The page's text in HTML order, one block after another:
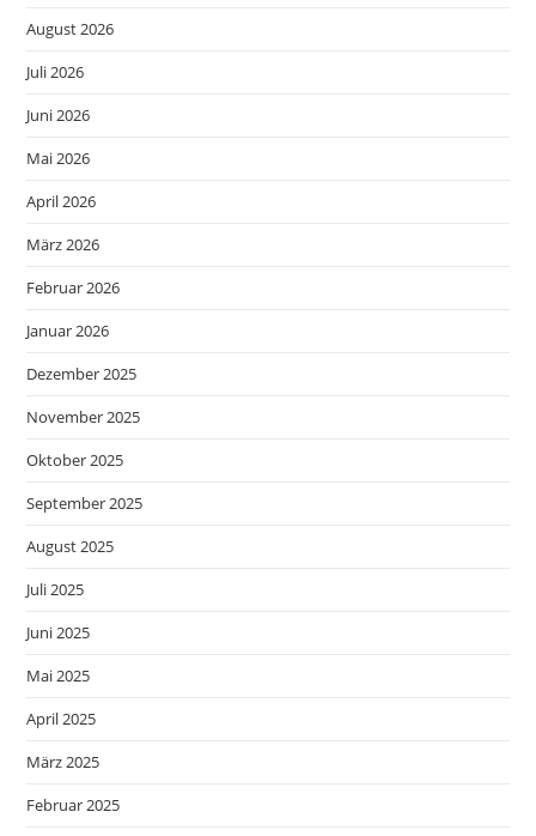
August 2026
Juli 2026
Juni 2026
Mai 2026
April 2026
März 2026
Februar 2026
Januar 2026
Dezember 2025
November 2025
Oktober 2025
September 2025
August 2025
Juli 2025
Juni 2025
Mai 2025
April 2025
März 2025
Februar 2025